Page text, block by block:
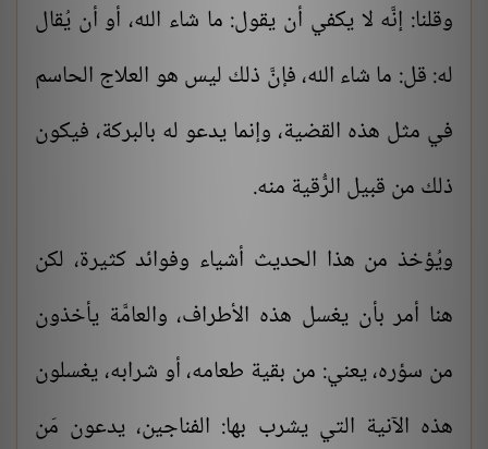
وقلنا: إنَّه لا يكفي أن يقول: ما شاء الله، أو أن يُقال
له: قل: ما شاء الله، فإنَّ ذلك ليس هو العلاج الحاسم
في مثل هذه القضية، وإنما يدعو له بالبركة، فيكون
ذلك من قبيل الرُّقية منه.
ويُؤخذ من هذا الحديث أشياء وفوائد كثيرة، لكن
هنا أمر بأن يغسل هذه الأطراف، والعامَّة يأخذون
من سؤره، يعني: من بقية طعامه، أو شرابه، يغسلون
هذه الآنية التي يشرب بها: الفناجين، يدعون مَن